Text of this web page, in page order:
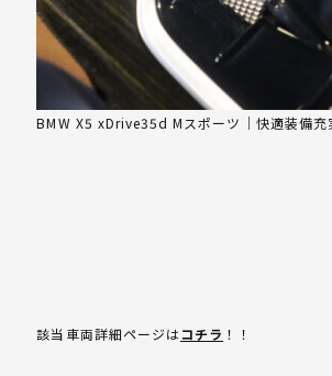
BMW X5 xDrive35d Mスポーツ｜快適装備充
該当車両詳細ページはコチラ ！！